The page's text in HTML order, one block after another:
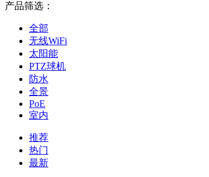
产品筛选：
全部
无线WiFi
太阳能
PTZ球机
防水
全景
PoE
室内
推荐
热门
最新